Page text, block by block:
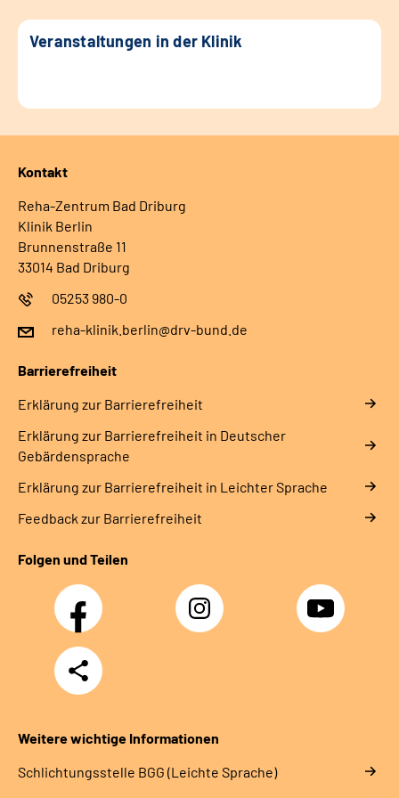
Veranstaltungen in der Klinik
Kontakt
Reha-Zentrum Bad Driburg
Klinik Berlin
Brunnenstraße 11
33014 Bad Driburg
05253 980-0
reha-klinik.berlin@drv-bund.de
Barrierefreiheit
Erklärung zur Barrierefreiheit
Erklärung zur Barrierefreiheit in Deutscher
Gebärdensprache
Erklärung zur Barrierefreiheit in Leichter Sprache
Feedback zur Barrierefreiheit
Folgen und Teilen
Facebook Instagram YouTube
Teilen
Weitere wichtige Informationen
Schlich­tungs­stel­le BGG (Leichte Sprache)